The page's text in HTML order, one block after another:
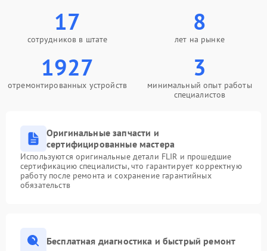
17
сотрудников в штате
8
лет на рынке
1927
отремонтированных устройств
3
минимальный опыт работы
специалистов
Оригинальные запчасти и
сертифицированные мастера
Используются оригинальные детали FLIR и прошедшие
сертификацию специалисты, что гарантирует корректную
работу после ремонта и сохранение гарантийных
обязательств
Бесплатная диагностика и быстрый ремонт